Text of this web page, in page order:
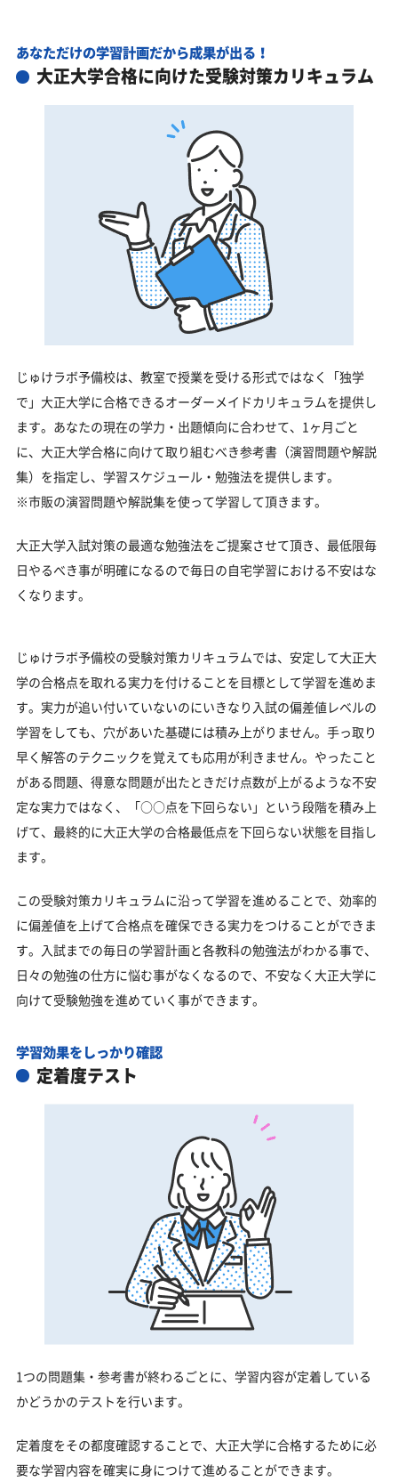
あなただけの学習計画だから成果が出る！
大正大学合格に向けた受験対策カリキュラム
じゅけラボ予備校は、教室で授業を受ける形式ではなく「独学
で」大正大学に合格できるオーダーメイドカリキュラムを提供し
ます。あなたの現在の学力・出題傾向に合わせて、1ヶ月ごと
に、大正大学合格に向けて取り組むべき参考書（演習問題や解説
集）を指定し、学習スケジュール・勉強法を提供します。
※市販の演習問題や解説集を使って学習して頂きます。
大正大学入試対策の最適な勉強法をご提案させて頂き、最低限毎
日やるべき事が明確になるので毎日の自宅学習における不安はな
くなります。
じゅけラボ予備校の受験対策カリキュラムでは、安定して大正大
学の合格点を取れる実力を付けることを目標として学習を進めま
す。実力が追い付いていないのにいきなり入試の偏差値レベルの
学習をしても、穴があいた基礎には積み上がりません。手っ取り
早く解答のテクニックを覚えても応用が利きません。やったこと
がある問題、得意な問題が出たときだけ点数が上がるような不安
定な実力ではなく、「○○点を下回らない」という段階を積み上
げて、最終的に大正大学の合格最低点を下回らない状態を目指し
ます。
この受験対策カリキュラムに沿って学習を進めることで、効率的
に偏差値を上げて合格点を確保できる実力をつけることができま
す。入試までの毎日の学習計画と各教科の勉強法がわかる事で、
日々の勉強の仕方に悩む事がなくなるので、不安なく大正大学に
向けて受験勉強を進めていく事ができます。
学習効果をしっかり確認
定着度テスト
1つの問題集・参考書が終わるごとに、学習内容が定着している
かどうかのテストを行います。
定着度をその都度確認することで、大正大学に合格するために必
要な学習内容を確実に身につけて進めることができます。